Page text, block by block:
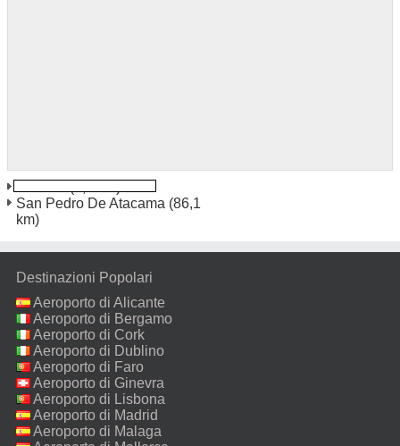
San Pedro De Atacama (86,1
km)
Destinazioni Popolari
Aeroporto di Alicante
Aeroporto di Bergamo
Aeroporto di Cork
Aeroporto di Dublino
Aeroporto di Faro
Aeroporto di Ginevra
Aeroporto di Lisbona
Aeroporto di Madrid
Aeroporto di Malaga